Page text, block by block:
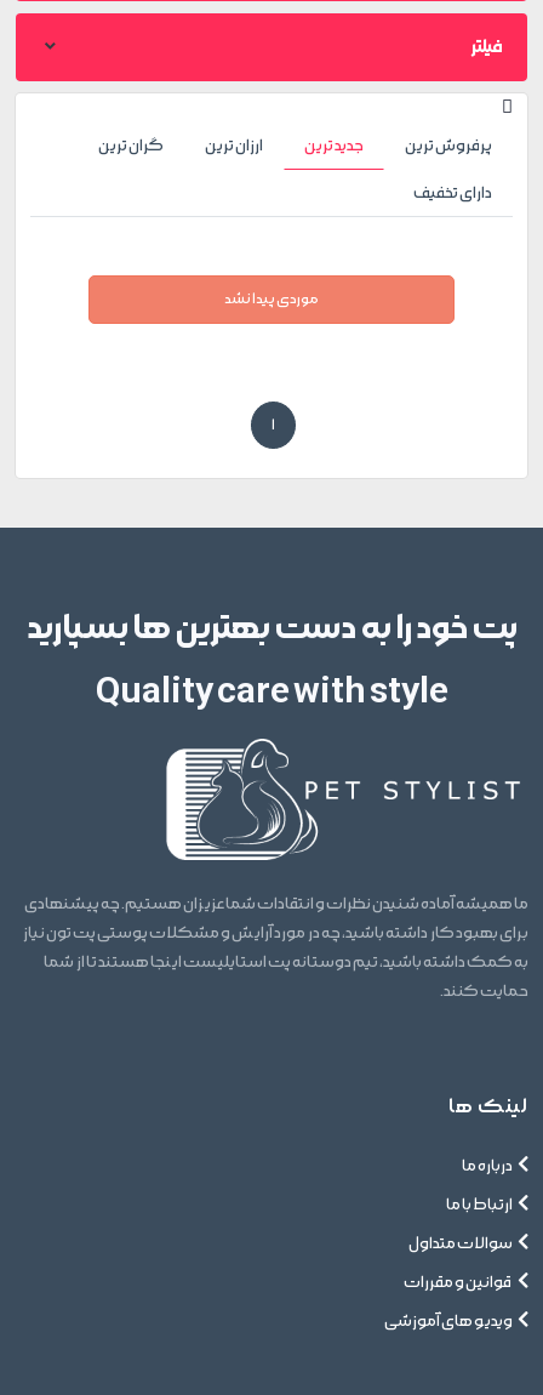
فیلتر
پرفروش ترین جدید ترین ارزان ترین گران ترین
دارای تخفیف
موردی پیدا نشد
1
پت خود را به دست بهترین ها بسپارید
Quality care with style
ما همیشه آماده شنیدن نظرات و انتقادات شما عزیزان هستیم. چه پیشنهادی
برای بهبود کار داشته باشید، چه در مورد آرایش و مشکلات پوستی پت تون نیاز
به کمک داشته باشید، تیم دوستانه پت استایلیست اینجا هستند تا از شما
حمایت کنند.
لینک ها
درباره ما
ارتباط با ما
سوالات متداول
قوانین و مقررات
ویدیو های آموزشی